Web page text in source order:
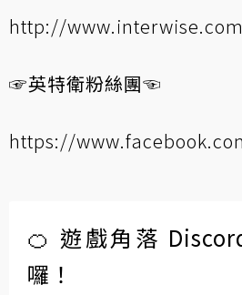
http://
☞英特衛粉絲團☜
https://
🍊 遊戲角落
囉！